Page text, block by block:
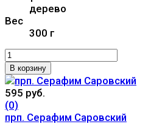
дерево
Вес
300 г
В корзину
595 руб.
(0)
прп. Серафим Саровский